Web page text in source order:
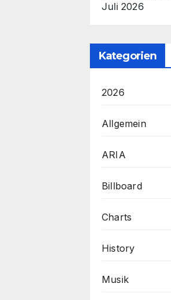
Juli 2026
Kategorien
2026
Allgemein
ARIA
Billboard
Charts
History
Musik